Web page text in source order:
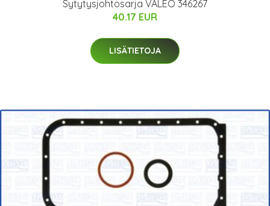
Sytytysjohtosarja VALEO 346267
40.17 EUR
LISÄTIETOJA